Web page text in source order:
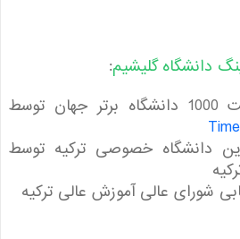
گلیشیم:
دانشگاه خصوصی ترکیه توسط
عالی آموزش عالی ترکیه